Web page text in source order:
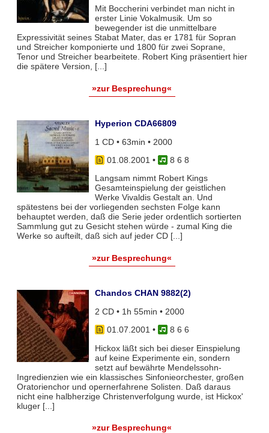
Mit Boccherini verbindet man nicht in
erster Linie Vokalmusik. Um so
bewegender ist die unmittelbare
Expressivität seines Stabat Mater, das er 1781 für Sopran
und Streicher komponierte und 1800 für zwei Soprane,
Tenor und Streicher bearbeitete. Robert King präsentiert hier
die spätere Version, [...]
»zur Besprechung«
Hyperion CDA66809
1 CD • 63min • 2000
01.08.2001 •
8 6 8
Langsam nimmt Robert Kings
Gesamteinspielung der geistlichen
Werke Vivaldis Gestalt an. Und
spätestens bei der vorliegenden sechsten Folge kann
behauptet werden, daß die Serie jeder ordentlich sortierten
Sammlung gut zu Gesicht stehen würde - zumal King die
Werke so aufteilt, daß sich auf jeder CD [...]
»zur Besprechung«
Chandos CHAN 9882(2)
2 CD • 1h 55min • 2000
01.07.2001 •
8 6 6
Hickox läßt sich bei dieser Einspielung
auf keine Experimente ein, sondern
setzt auf bewährte Mendelssohn-
Ingredienzien wie ein klassisches Sinfonieorchester, großen
Oratorienchor und opernerfahrene Solisten. Daß daraus
nicht eine halbherzige Christenverfolgung wurde, ist Hickox'
kluger [...]
»zur Besprechung«